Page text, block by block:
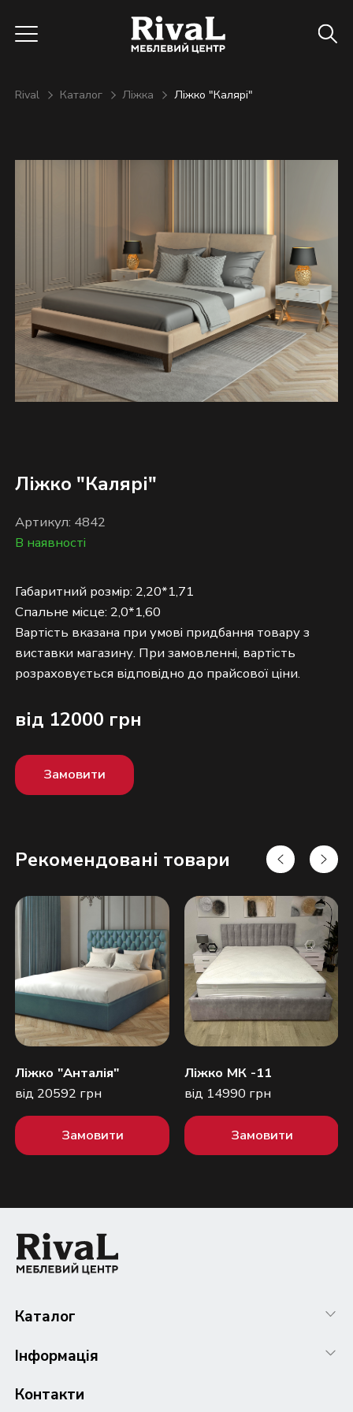
Rival Каталог Ліжка Ліжко "Калярі"
Ліжко "Калярі"
Артикул: 4842
В наявності
Габаритний розмір: 2,20*1,71
Спальне місце: 2,0*1,60
Вартість вказана при умові придбання товару з
виставки магазину. При замовленні, вартість
від 12000 грн
Замовити
Рекомендовані товари
Ліжко "Анталія"
від 20592 грн
Замовити
Ліжко МК -11
від 14990 грн
Замовити
Каталог
Інформація
Контакти
Надіслати